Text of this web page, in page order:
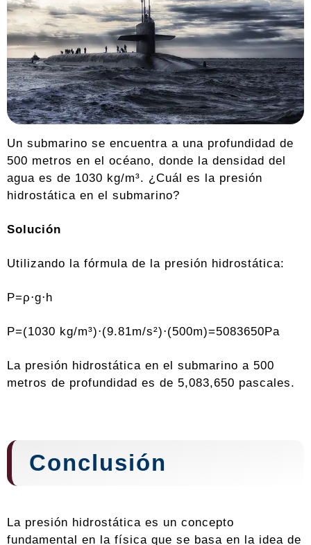
Un submarino se encuentra a una profundidad de
500 metros en el océano, donde la densidad del
agua es de 1030 kg/m³. ¿Cuál es la presión
hidrostática en el submarino?
Solución
Utilizando la fórmula de la presión hidrostática:
P=ρ⋅g⋅h
P=(1030 kg/m³)⋅(9.81m/s²)⋅(500m)=5083650Pa
La presión hidrostática en el submarino a 500
metros de profundidad es de 5,083,650 pascales.
Conclusión
La presión hidrostática es un concepto
fundamental en la física que se basa en la idea de